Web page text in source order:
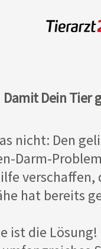
Damit Dein Tier
nicht: Den
Darm-
verschaffen,
hat bereits
ist die